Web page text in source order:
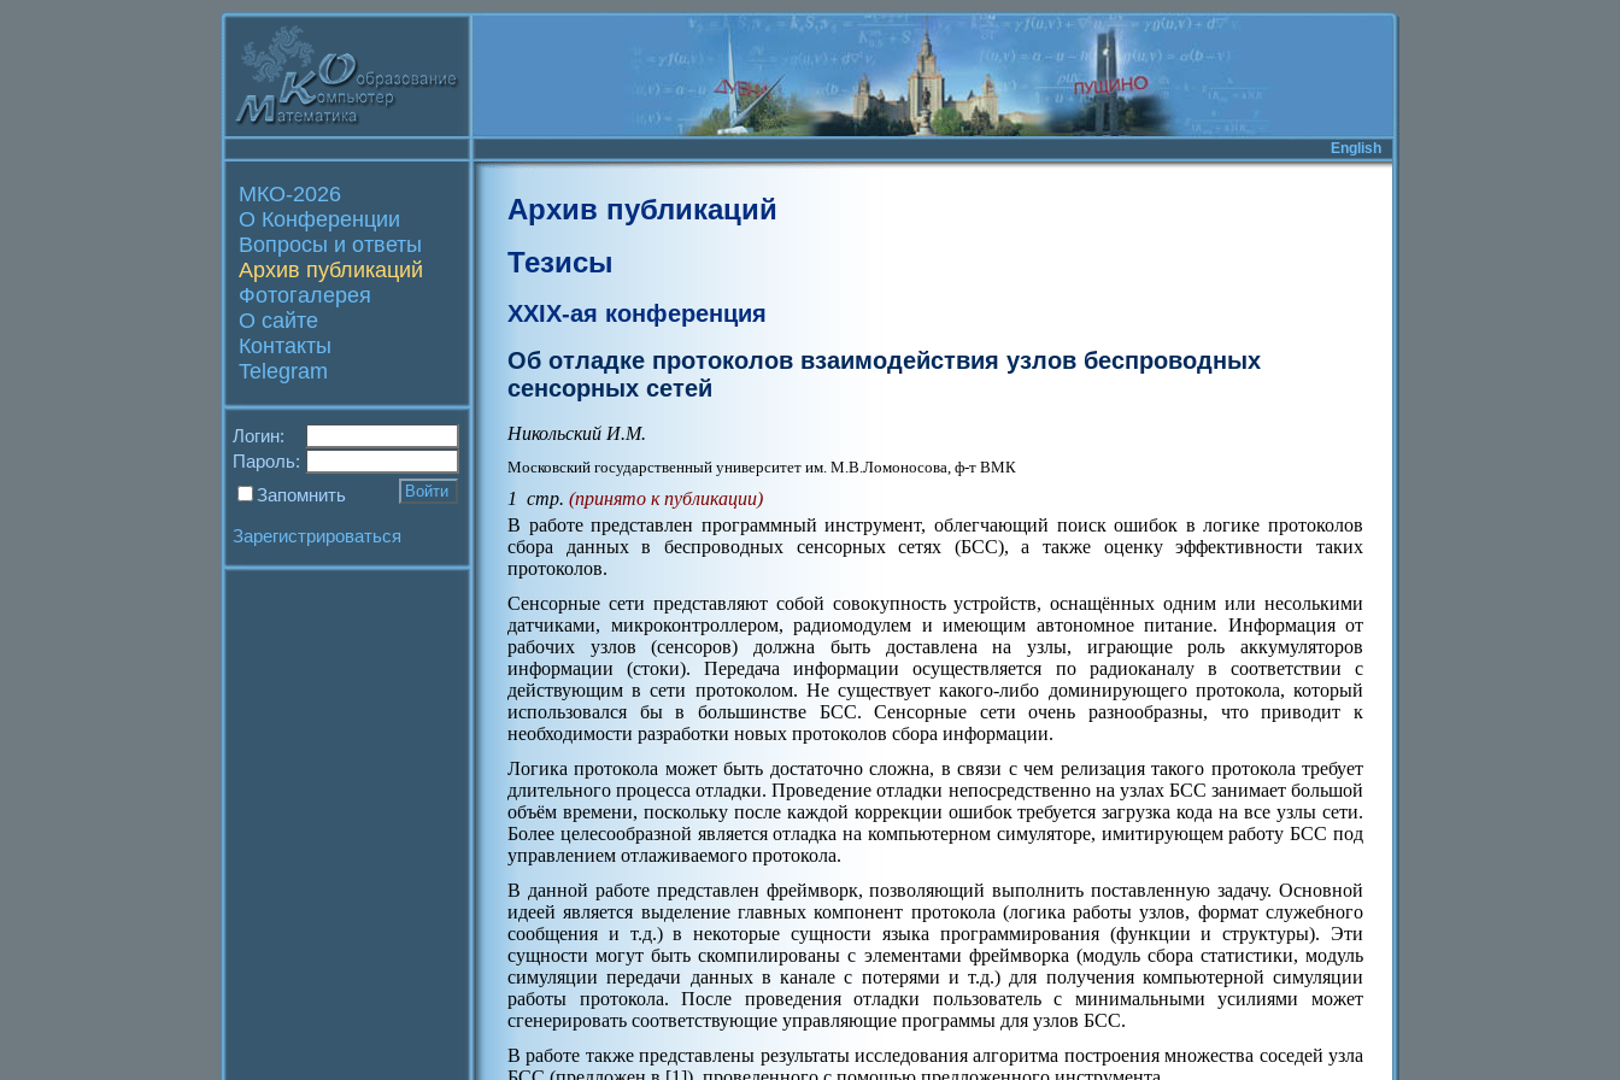
English
МКО-2026
О Конференции
Вопросы и ответы
Архив публикаций
Фотогалерея
О сайте
Контакты
Telegram
Логин:
Пароль:
Запомнить
Зарегистрироваться
Архив публикаций
Тезисы
XXIX-ая конференция
Об отладке протоколов взаимодействия узлов беспроводных
сенсорных сетей
Никольский И.М.
Московский государственный университет им. М.В.Ломоносова, ф-т ВМК
1 стр. (принято к публикации)
В работе представлен программный инструмент, облегчающий поиск ошибок в логике протоколов
сбора данных в беспроводных сенсорных сетях (БСС), а также оценку эффективности таких
протоколов.
Сенсорные сети представляют собой совокупность устройств, оснащённых одним или несолькими
датчиками, микроконтроллером, радиомодулем и имеющим автономное питание. Информация от
рабочих узлов (сенсоров) должна быть доставлена на узлы, играющие роль аккумуляторов
информации (стоки). Передача информации осуществляется по радиоканалу в соответствии с
действующим в сети протоколом. Не существует какого-либо доминирующего протокола, который
использовался бы в большинстве БСС. Сенсорные сети очень разнообразны, что приводит к
необходимости разработки новых протоколов сбора информации.
Логика протокола может быть достаточно сложна, в связи с чем релизация такого протокола требует
длительного процесса отладки. Проведение отладки непосредственно на узлах БСС занимает большой
объём времени, поскольку после каждой коррекции ошибок требуется загрузка кода на все узлы сети.
Более целесообразной является отладка на компьютерном симуляторе, имитирующем работу БСС под
управлением отлаживаемого протокола.
В данной работе представлен фреймворк, позволяющий выполнить поставленную задачу. Основной
идеей является выделение главных компонент протокола (логика работы узлов, формат служебного
сообщения и т.д.) в некоторые сущности языка программирования (функции и структуры). Эти
сущности могут быть скомпилированы с элементами фреймворка (модуль сбора статистики, модуль
симуляции передачи данных в канале с потерями и т.д.) для получения компьютерной симуляции
работы протокола. После проведения отладки пользователь с минимальными усилиями может
сгенерировать соответствующие управляющие программы для узлов БСС.
В работе также представлены результаты исследования алгоритма построения множества соседей узла